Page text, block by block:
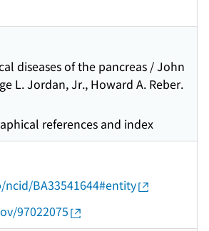
diseases of the pancreas / John
L. Jordan, Jr., Howard A. Reber.
references and index
BA33541644#entity
97022075